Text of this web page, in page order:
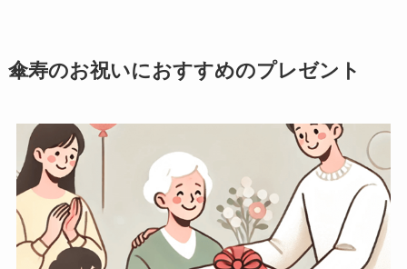
傘寿のお祝いにおすすめのプレゼント